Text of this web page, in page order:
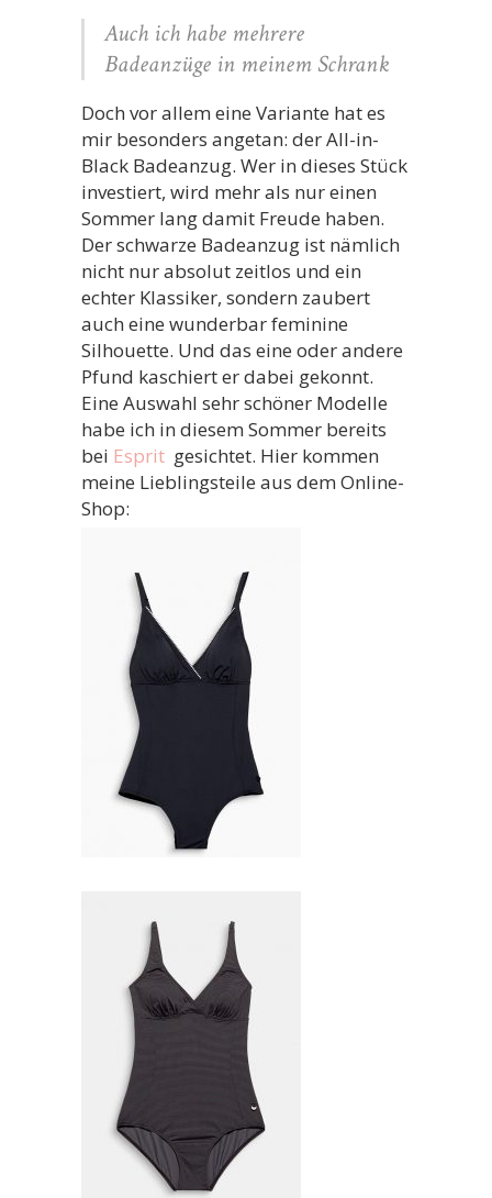
Auch ich habe mehrere
Badeanzüge in meinem Schrank
Doch vor allem eine Variante hat es
mir besonders angetan: der All-in-
Black Badeanzug. Wer in dieses Stück
investiert, wird mehr als nur einen
Sommer lang damit Freude haben.
Der schwarze Badeanzug ist nämlich
nicht nur absolut zeitlos und ein
echter Klassiker, sondern zaubert
auch eine wunderbar feminine
Silhouette. Und das eine oder andere
Pfund kaschiert er dabei gekonnt.
Eine Auswahl sehr schöner Modelle
habe ich in diesem Sommer bereits
bei Esprit gesichtet. Hier kommen
meine Lieblingsteile aus dem Online-
Shop: